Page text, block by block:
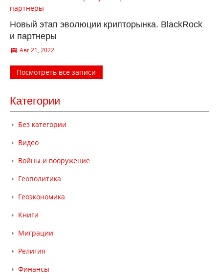
Новый этап эволюции крипторынка. BlackRock
и партнеры
Авг 21, 2022
Посмотреть все записи
Категории
Без категории
Видео
Войны и вооружение
Геополитика
Геоэкономика
Книги
Миграции
Религия
Финансы